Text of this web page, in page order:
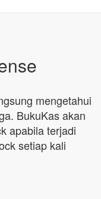
mengetahui
BukuKas akan
apabila terjadi
setiap kali